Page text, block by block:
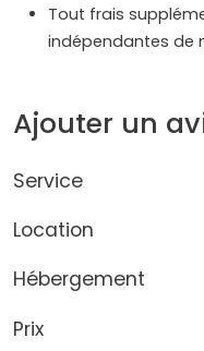
Tout frais
indépendantes de
Ajouter un
Service
Location
Hébergement
Prix